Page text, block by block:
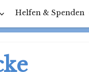
Helfen & Spenden